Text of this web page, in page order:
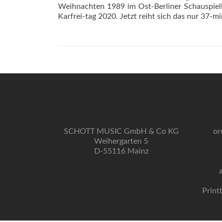
Weihnachten 1989 im Ost-Berliner
Karfrei-tag 2020. Jetzt reiht sich das nur 37-
SCHOTT MUSIC GmbH & Co KG
Weihergarten 5
D-55116 Mainz